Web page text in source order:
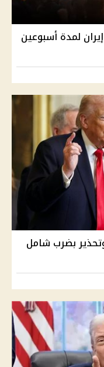
لمدة أسبوعين
بضرب شامل